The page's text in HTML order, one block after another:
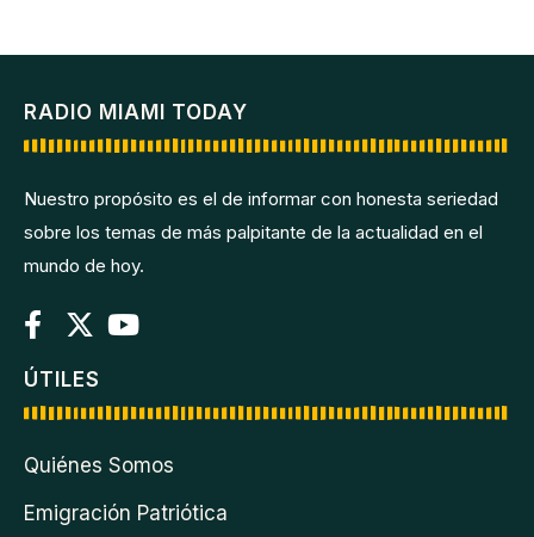
RADIO MIAMI TODAY
Nuestro propósito es el de informar con honesta seriedad
sobre los temas de más palpitante de la actualidad en el
mundo de hoy.
ÚTILES
Quiénes Somos
Emigración Patriótica